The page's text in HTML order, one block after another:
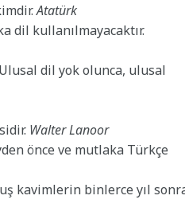
Atatürk
dil kullanılmayacaktır.
dil yok olunca, ulusal
Walter Lanoor
önce ve mutlaka Türkçe
kavimlerin binlerce yıl